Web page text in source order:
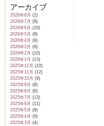
アーカイブ
2026年8月 (2)
2026年7月 (8)
2026年6月 (10)
2026年5月 (8)
2026年4月 (9)
2026年3月 (6)
2026年2月 (10)
2026年1月 (13)
2025年12月 (10)
2025年11月 (12)
2025年10月 (9)
2025年9月 (8)
2025年8月 (6)
2025年7月 (13)
2025年6月 (11)
2025年5月 (8)
2025年4月 (9)
2025年3月 (4)